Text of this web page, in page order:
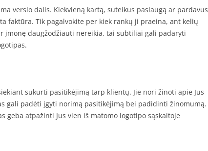
verslo dalis. Kiekvieną kartą, suteikus paslaugą ar pardavus
faktūra. Tik pagalvokite per kiek rankų ji praeina, ant kelių
įmonę daugžodžiauti nereikia, tai subtiliai gali padaryti
sukurti pasitikėjimą tarp klientų. Jie nori žinoti apie Jus
gali padėti įgyti norimą pasitikėjimą bei padidinti žinomumą.
geba atpažinti Jus vien iš matomo logotipo sąskaitoje